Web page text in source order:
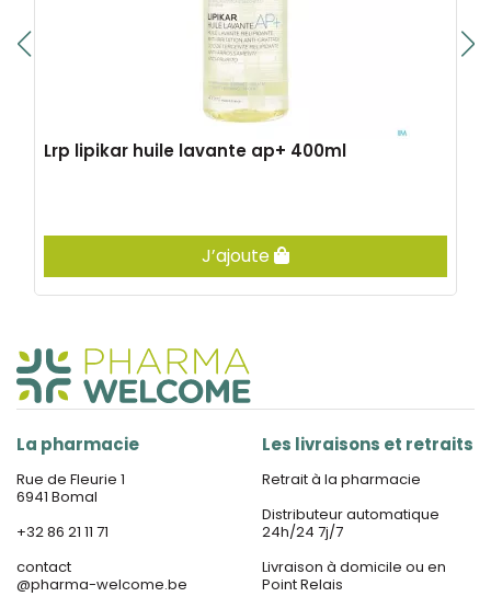
Lrp lipikar huile lavante ap+ 400ml
J’ajoute
La pharmacie
Rue de Fleurie 1
6941 Bomal
+32 86 21 11 71
contact
@pharma-welcome.be
Les livraisons et retraits
Retrait à la pharmacie
Distributeur automatique
24h/24 7j/7
Livraison à domicile ou en
Point Relais